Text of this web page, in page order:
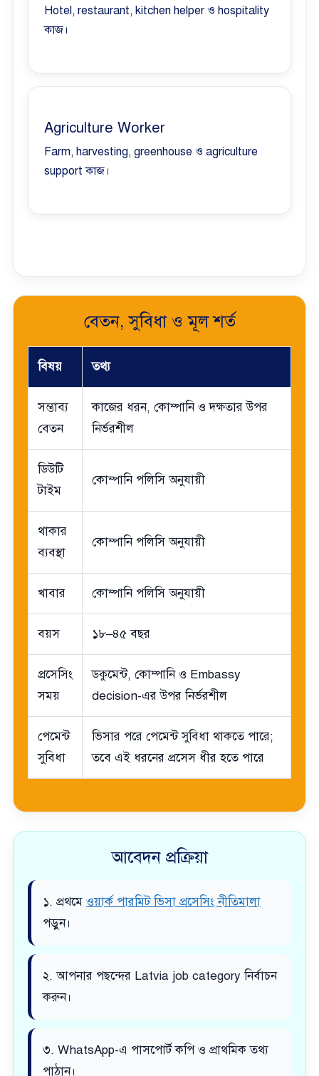
Hotel, restaurant, kitchen helper ও hospitality
কাজ।
Agriculture Worker
Farm, harvesting, greenhouse ও agriculture
support কাজ।
বেতন, সুবিধা ও মূল শর্ত
বিষয় তথ্য
সম্ভাব্য
বেতন
কাজের ধরন, কোম্পানি ও দক্ষতার উপর
নির্ভরশীল
ডিউটি
টাইম
কোম্পানি পলিসি অনুযায়ী
থাকার
ব্যবস্থা
কোম্পানি পলিসি অনুযায়ী
খাবার কোম্পানি পলিসি অনুযায়ী
বয়স ১৮–৪৫ বছর
প্রসেসিং
সময়
ডকুমেন্ট, কোম্পানি ও Embassy
decision-এর উপর নির্ভরশীল
পেমেন্ট
সুবিধা
ভিসার পরে পেমেন্ট সুবিধা থাকতে পারে;
তবে এই ধরনের প্রসেস ধীর হতে পারে
আবেদন প্রক্রিয়া
১. প্রথমে ওয়ার্ক পারমিট ভিসা প্রসেসিং নীতিমালা
পড়ুন।
২. আপনার পছন্দের Latvia job category নির্বাচন
করুন।
৩. WhatsApp-এ পাসপোর্ট কপি ও প্রাথমিক তথ্য
পাঠান।